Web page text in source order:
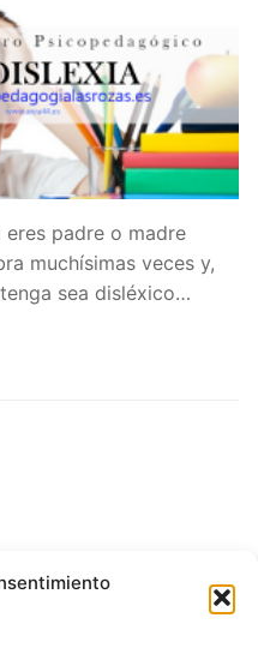
eres padre o madre
muchísimas veces y,
sea disléxico…